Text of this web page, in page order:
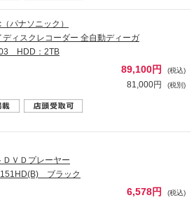
パナソニック）
ディスクレコーダー 全自動ディーガ
HDD：2TB
89,100円 (税込)
81,000円 (税別)
ＤＶＤプレーヤー
ブラック
6,578円 (税込)